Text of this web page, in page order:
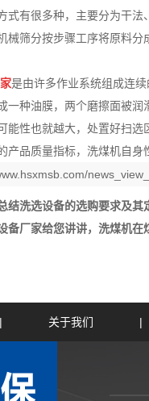
式有很多种，主要分为干
械筛分按步骤工序将原料
是由许多作业系统组成连
一种油膜，两个磨擦面被
能性也就越大，处置好扫
产品质量指标，洗煤机自
结洗选设备的选购要求及其
备厂家给您讲讲，洗煤机在
| 关于我们 |